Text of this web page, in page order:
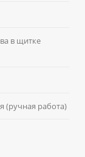
в щитке
(ручная работа)